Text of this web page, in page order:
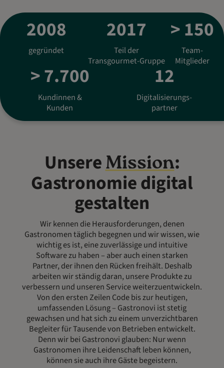
2008
gegründet
2017
Teil der
Transgourmet-Gruppe
> 150
Team-
Mitglieder
> 7.700
Kundinnen &
Kunden
12
Digitalisierungs-
partner
UnsereMission:
Gastronomie digital
gestalten
Wir kennen die Herausforderungen, denen
Gastronomen täglich begegnen und wir wissen, wie
wichtig es ist, eine zuverlässige und intuitive
Software zu haben – aber auch einen starken
Partner, der ihnen den Rücken freihält. Deshalb
arbeiten wir ständig daran, unsere Produkte zu
verbessern und unseren Service weiterzuentwickeln.
Von den ersten Zeilen Code bis zur heutigen,
umfassenden Lösung – Gastronovi ist stetig
gewachsen und hat sich zu einem unverzichtbaren
Begleiter für Tausende von Betrieben entwickelt.
Denn wir bei Gastronovi glauben: Nur wenn
Gastronomen ihre Leidenschaft leben können,
können sie auch ihre Gäste begeistern.